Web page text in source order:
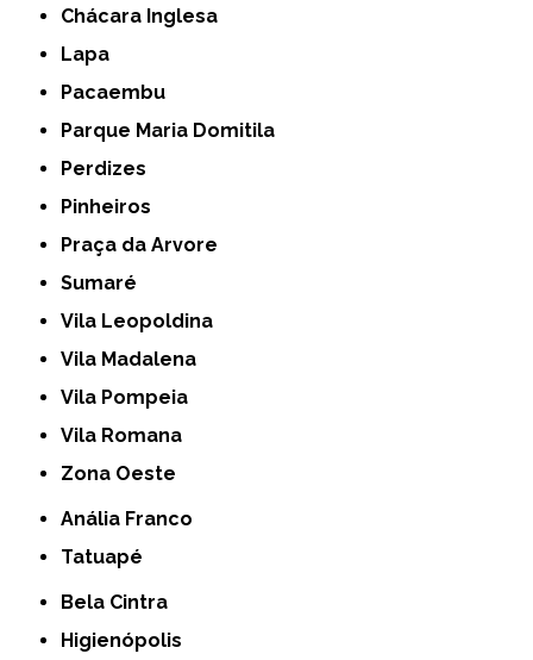
Chácara Inglesa
Lapa
Pacaembu
Parque Maria Domitila
Perdizes
Pinheiros
Praça da Arvore
Sumaré
Vila Leopoldina
Vila Madalena
Vila Pompeia
Vila Romana
Zona Oeste
Anália Franco
Tatuapé
Bela Cintra
Higienópolis